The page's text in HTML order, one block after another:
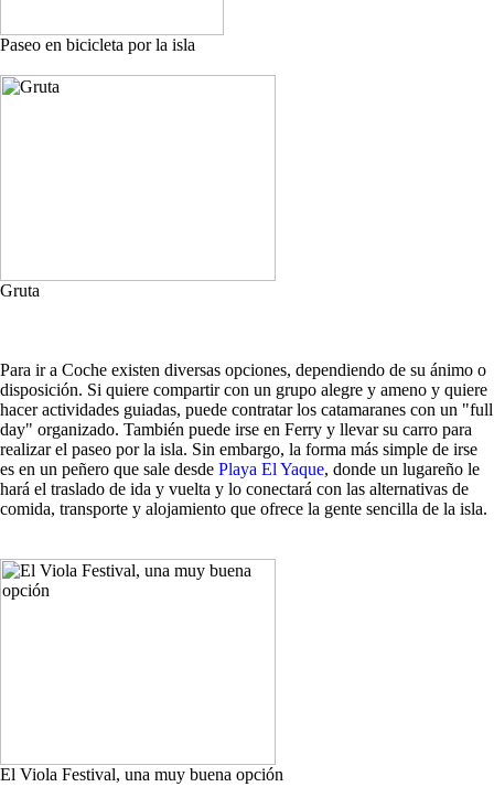
Paseo en bicicleta por la isla
Gruta
Para ir a Coche existen diversas opciones, dependiendo de su ánimo o
disposición. Si quiere compartir con un grupo alegre y ameno y quiere
hacer actividades guiadas, puede contratar los catamaranes con un "full
day" organizado. También puede irse en Ferry y llevar su carro para
realizar el paseo por la isla. Sin embargo, la forma más simple de irse
es en un peñero que sale desde Playa El Yaque, donde un lugareño le
hará el traslado de ida y vuelta y lo conectará con las alternativas de
comida, transporte y alojamiento que ofrece la gente sencilla de la isla.
El Viola Festival, una muy buena opción